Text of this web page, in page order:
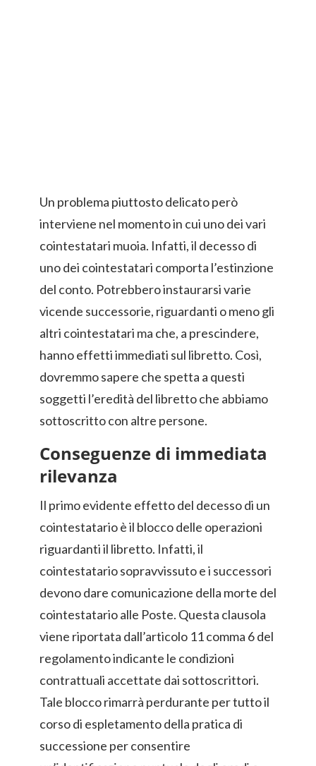
Un problema piuttosto delicato però
interviene nel momento in cui uno dei vari
cointestatari muoia. Infatti, il decesso di
uno dei cointestatari comporta l’estinzione
del conto. Potrebbero instaurarsi varie
vicende successorie, riguardanti o meno gli
altri cointestatari ma che, a prescindere,
hanno effetti immediati sul libretto. Così,
dovremmo sapere che spetta a questi
soggetti l’eredità del libretto che abbiamo
sottoscritto con altre persone.
Conseguenze di immediata
rilevanza
Il primo evidente effetto del decesso di un
cointestatario è il blocco delle operazioni
riguardanti il libretto. Infatti, il
cointestatario sopravvissuto e i successori
devono dare comunicazione della morte del
cointestatario alle Poste. Questa clausola
viene riportata dall’articolo 11 comma 6 del
regolamento indicante le condizioni
contrattuali accettate dai sottoscrittori.
Tale blocco rimarrà perdurante per tutto il
corso di espletamento della pratica di
successione per consentire